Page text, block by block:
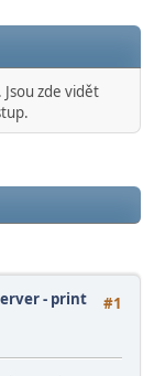
zde vidět
#1
- print